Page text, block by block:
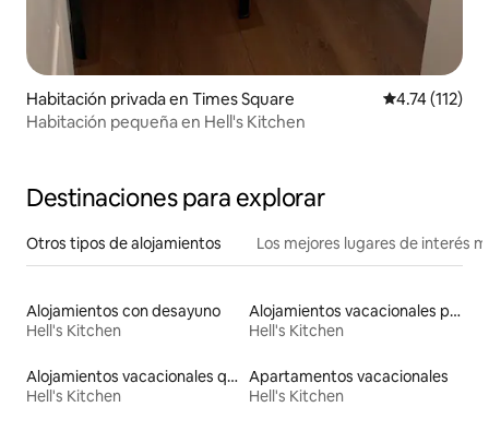
Habitación privada en Times Square Calificación
4.74 (112)
Habitación pequeña en Hell's Kitchen
Destinaciones para explorar
Otros tipos de alojamientos Los mejores lugares de interés
Alojamientos con desayuno
Hell's Kitchen
Alojamientos vacacionales para familias
Hell's Kitchen
Alojamientos vacacionales que admiten mascotas
Hell's Kitchen
Apartamentos vacacionales
Hell's Kitchen